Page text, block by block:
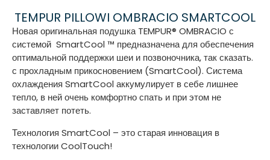
TEMPUR PILLOWI OMBRACIO SMARTCOOL
Новая оригинальная подушка TEMPUR®️ OMBRACIO с
системой ️ SmartCool ™ предназначена для обеспечения
оптимальной поддержки шеи и позвоночника, так сказать.
с прохладным прикосновением (SmartCool). Система
охлаждения SmartCool аккумулирует в себе лишнее
тепло, в ней очень комфортно спать и при этом не
заставляет потеть.
Технология SmartCool – это старая инновация в
технологии CoolTouch!